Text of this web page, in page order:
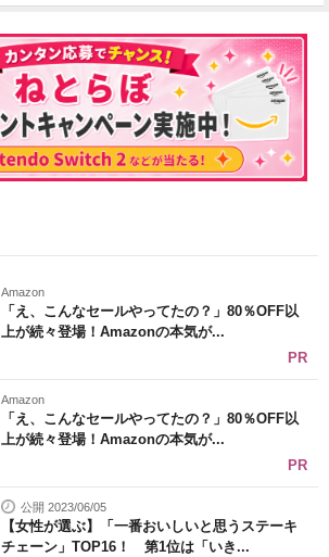
Amazon
「え、こんなセールやってたの？」80％OFF以
上が続々登場！Amazonの本気が...
PR
Amazon
「え、こんなセールやってたの？」80％OFF以
上が続々登場！Amazonの本気が...
PR
公開 2023/06/05
【女性が選ぶ】「一番おいしいと思うステーキ
チェーン」TOP16！ 第1位は「いき...